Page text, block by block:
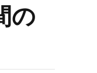
の